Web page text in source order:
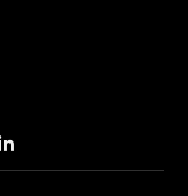
LinkedIn